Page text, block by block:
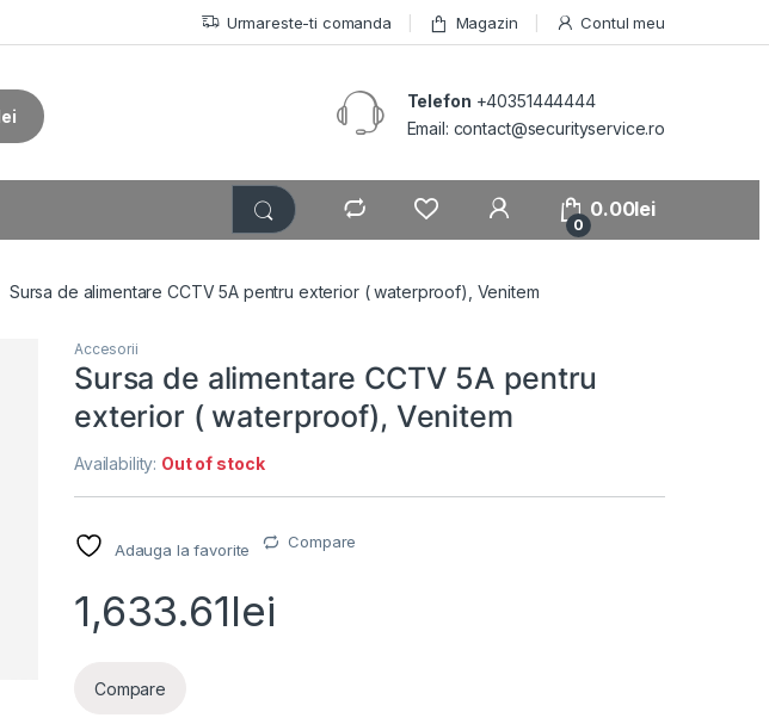
Urmareste-ti comanda Magazin Contul meu
Telefon +40351444444
Email: contact@securityservice.ro
0
0.00lei
Sursa de alimentare CCTV 5A pentru exterior ( waterproof), Venitem
Accesorii
Sursa de alimentare CCTV 5A pentru
exterior ( waterproof), Venitem
Availability: Out of stock
Adauga la favorite Compare
1,633.61lei
Compare